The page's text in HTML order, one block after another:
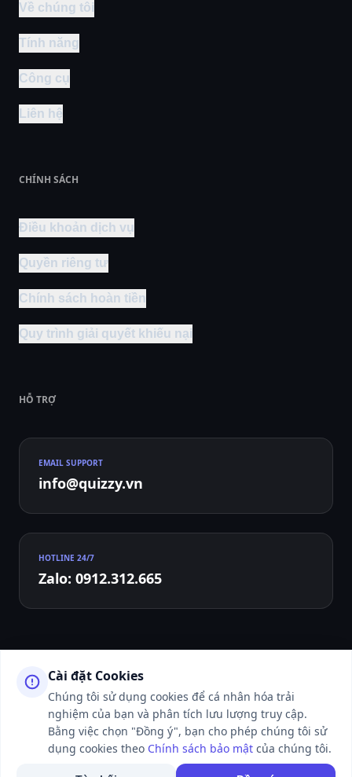
Cài đặt Cookies
Chúng tôi sử dụng cookies để cá nhân hóa trải
nghiệm của bạn và phân tích lưu lượng truy cập.
Bằng việc chọn "Đồng ý", bạn cho phép chúng tôi sử
dụng cookies theo Chính sách bảo mật của chúng tôi.
Về chúng tôi
Tính năng
Công cụ
Liên hệ
CHÍNH SÁCH
Điều khoản dịch vụ
Quyền riêng tư
Chính sách hoàn tiền
Quy trình giải quyết khiếu nại
HỖ TRỢ
EMAIL SUPPORT
info@quizzy.vn
HOTLINE 24/7
Zalo: 0912.312.665
© 2026 QUIZZY.VN - ALL RIGHTS RESERVED. WEBSITE ĐANG TRONG
THỜI GIAN HOÀN THIỆN VÀ LÀM THỦ TỤC XIN CẤP PHÉP CỦA CƠ
QUAN CHỨC NĂNG.